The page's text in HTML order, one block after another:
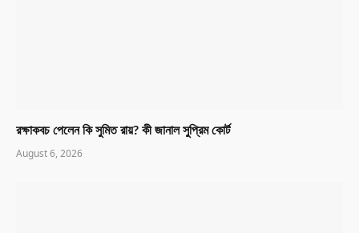
রক্ষাকবচ পেলেন কি সুমিত রায়? কী জানাল সুপ্রিম কোর্ট
August 6, 2026